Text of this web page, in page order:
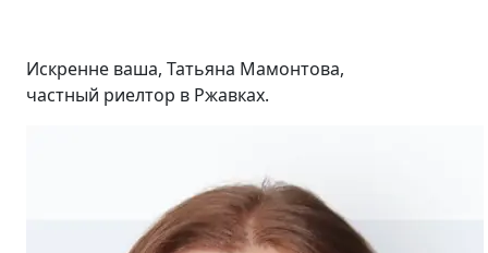
Искренне ваша, Татьяна Мамонтова,
частный риелтор в Ржавках.